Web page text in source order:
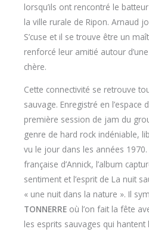
lorsqu’ils ont rencontré le
la ville rurale de Ripon. Arnaud
S’cuse et il se trouve être un
renforcé leur amitié autour
chère.
Cette connectivité se retrouve
sauvage. Enregistré en l’espace
première session de jam du
genre de hard rock indéniable,
vu le jour dans les années
française d’Annick, l’album
sentiment et l’esprit de La nuit
« une nuit dans la nature ». Il
TONNERRE où l’on fait la fête
les esprits sauvages qui